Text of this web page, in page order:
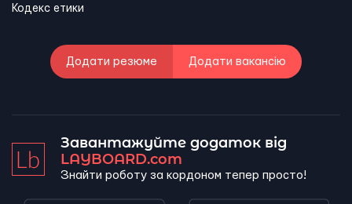
Кодекс етики
Додати резюме Додати вакансію
Завантажуйте додаток від
LAYBOARD.com
Знайти роботу за кордоном тепер просто!